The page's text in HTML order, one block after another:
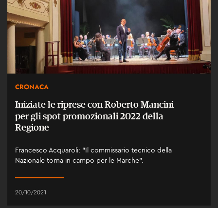
CRONACA
Iniziate le riprese con Roberto Mancini
per gli spot promozionali 2022 della
Regione
Francesco Acquaroli: “Il commissario tecnico della
Nazionale torna in campo per le Marche”.
20/10/2021